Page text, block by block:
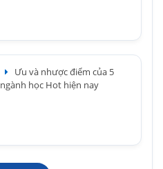
Ưu và nhược điểm của 5
ngành học Hot hiện nay